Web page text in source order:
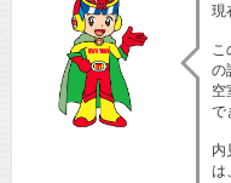
現
こ
の
空
で
内
は